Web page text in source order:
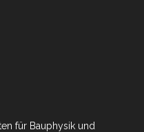
für Bauphysik und